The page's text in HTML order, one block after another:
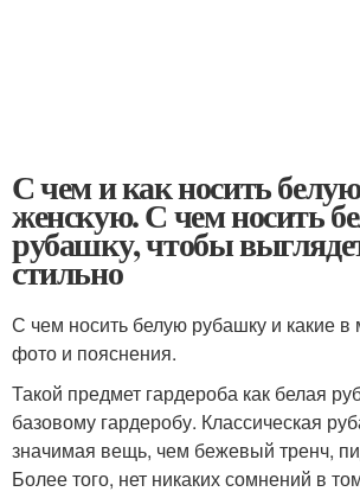
С чем и как носить
женскую. С чем носить
рубашку, чтобы
стильно
С чем носить белую рубашку и какие
фото и пояснения.
Такой предмет гардероба как белая
базовому гардеробу. Классическая
значимая вещь, чем бежевый тренч,
Более того, нет никаких сомнений в